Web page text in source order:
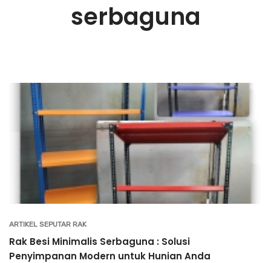
serbaguna
ARTIKEL SEPUTAR RAK
Rak Besi Minimalis Serbaguna : Solusi
Penyimpanan Modern untuk Hunian Anda